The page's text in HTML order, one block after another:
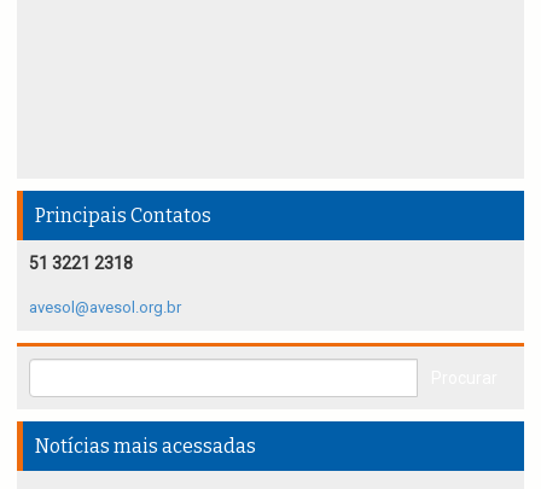
Principais Contatos
51 3221 2318
avesol@avesol.org.br
Notícias mais acessadas